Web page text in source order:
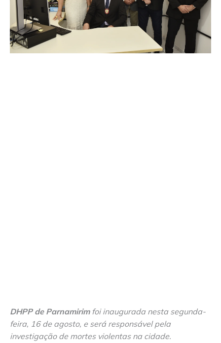
DHPP de Parnamirimfoi inaugurada nesta segunda-
feira, 16 de agosto, e será responsável pela
investigação de mortes violentas na cidade.